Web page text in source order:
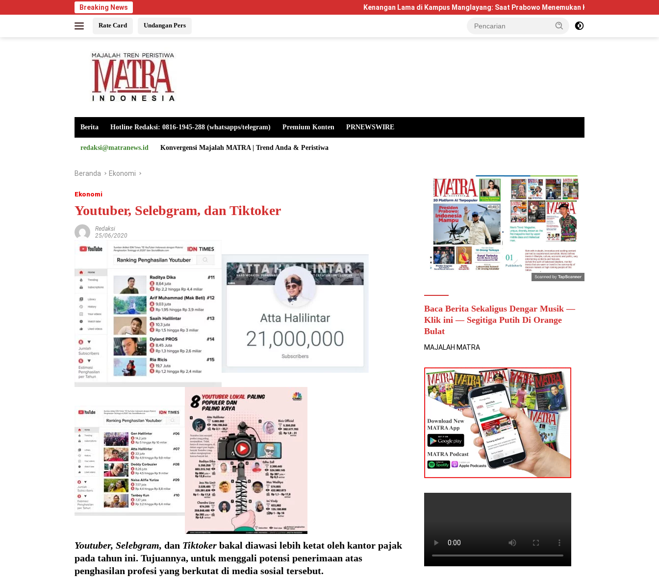
ke
Breaking News Kenangan Lama di Kampus Manglayang: Saat Prabowo Menemukan Kembali Jejak Sejarah IPDN
Rate Card Undangan Pers
Berita Hotline Redaksi: 0816-1945-288 (whatsapps/telegram) Premium Konten PRNEWSWIRE
redaksi@matranews.id Konvergensi Majalah MATRA | Trend Anda & Peristiwa
Beranda Ekonomi
Ekonomi
Youtuber, Selebgram, dan Tiktoker
Redaksi
25/06/2020
Youtuber, Selebgram, dan Tiktoker bakal diawasi lebih ketat oleh kantor pajak
pada tahun ini. Tujuannya, untuk menggali potensi penerimaan atas
penghasilan profesi yang berkutat di media sosial tersebut.
Baca Berita Sekaligus Dengar Musik —
Klik ini — Segitiga Putih Di Orange
Bulat
MAJALAH MATRA